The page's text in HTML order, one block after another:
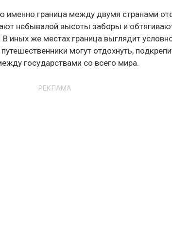
именно граница между двумя странами
небывалой высоты заборы и
иных же местах граница выглядит
могут отдохнуть,
государствами со всего мира.
РЕКЛАМА